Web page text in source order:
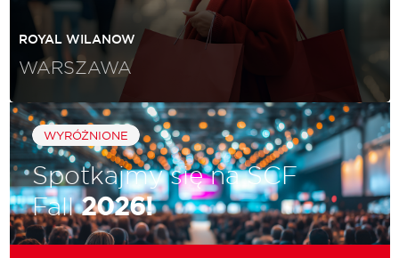
ROYAL WILANOW
WARSZAWA
WYRÓŻNIONE
Spotkajmy się na SCF
Fall2026!